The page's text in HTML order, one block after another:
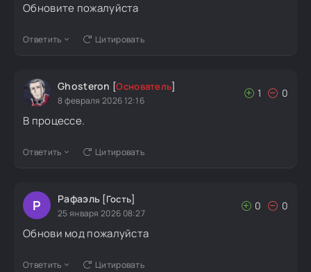
Обновите пожалуйста
Ответить Цитировать
Ghosteron [Основатель]
8 февраля 2026 12:16
1 0
В процессе.
Ответить Цитировать
Р Рафаэль [Гость]
25 января 2026 08:27
0 0
Обнови мод пожалуйста
Ответить Цитировать